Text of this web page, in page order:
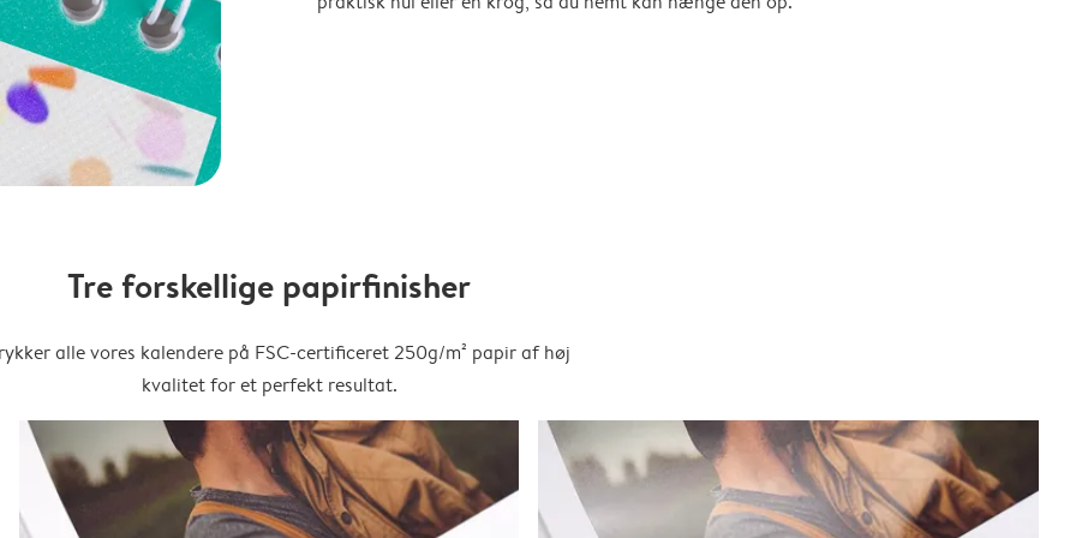
Tre forskellige papirfinisher
alle vores kalendere på FSC-certificeret 250g/m² papir af høj
kvalitet for et perfekt resultat.